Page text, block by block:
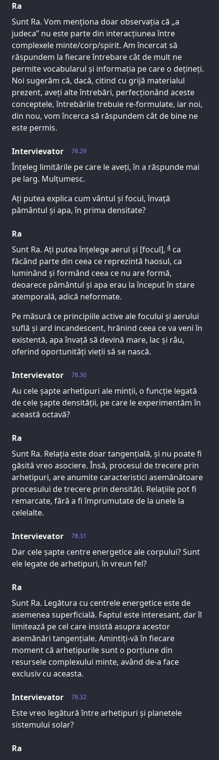
Ra
Sunt Ra. Vom menționa doar observația că „a
judeca” nu este parte din interacțiunea între
complexele minte/corp/spirit. Am încercat să
răspundem la fiecare întrebare cât de mult ne
permite vocabularul și informația pe care o dețineți.
Noi sugerăm că, dacă, citind cu grijă materialul
prezent, aveți alte întrebări, perfecționând aceste
conceptele, întrebările trebuie re-formulate, iar noi,
din nou, vom încerca să răspundem cât de bine ne
este permis.
78.29
Intervievator
Înțeleg limitările pe care le aveți, în a răspunde mai
pe larg. Mulțumesc.
Ați putea explica cum vântul și focul, învață
pământul și apa, în prima densitate?
Ra
Sunt Ra. Ați putea înțelege aerul și [focul], 4 ca
făcând parte din ceea ce reprezintă haosul, ca
luminând și formând ceea ce nu are formă,
deoarece pământul și apa erau la început în stare
atemporală, adică neformate.
Pe măsură ce principiile active ale focului și aerului
suflă și ard incandescent, hrănind ceea ce va veni în
existentă, apa învață să devină mare, lac și râu,
oferind oportunități vieții să se nască.
78.30
Intervievator
Au cele șapte arhetipuri ale minții, o funcție legată
de cele șapte densității, pe care le experimentăm în
această octavă?
Ra
Sunt Ra. Relația este doar tangențială, și nu poate fi
găsită vreo asociere. Însă, procesul de trecere prin
arhetipuri, are anumite caracteristici asemănătoare
procesului de trecere prin densități. Relațiile pot fi
remarcate, fără a fi împrumutate de la unele la
celelalte.
78.31
Intervievator
Dar cele șapte centre energetice ale corpului? Sunt
ele legate de arhetipuri, în vreun fel?
Ra
Sunt Ra. Legătura cu centrele energetice este de
asemenea superficială. Faptul este interesant, dar îl
limitează pe cel care insistă asupra acestor
asemănări tangențiale. Amintiți-vă în fiecare
moment că arhetipurile sunt o porțiune din
resursele complexului minte, având de-a face
exclusiv cu aceasta.
78.32
Intervievator
Este vreo legătură între arhetipuri și planetele
sistemului solar?
Ra